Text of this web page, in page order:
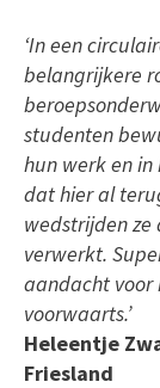
‘In een
belangrijkere
studenten
hun werk en in
dat hier al
wedstrijden
verwerkt.
aandacht voor
voorwaarts.’
Heleentje
Friesland